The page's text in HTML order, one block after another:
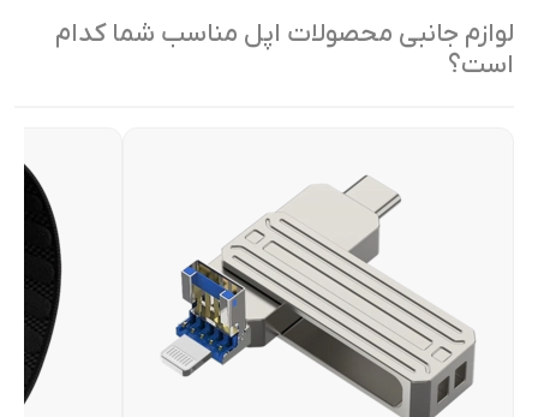
لوازم جانبی محصولات اپل مناسب شما کدام
است؟